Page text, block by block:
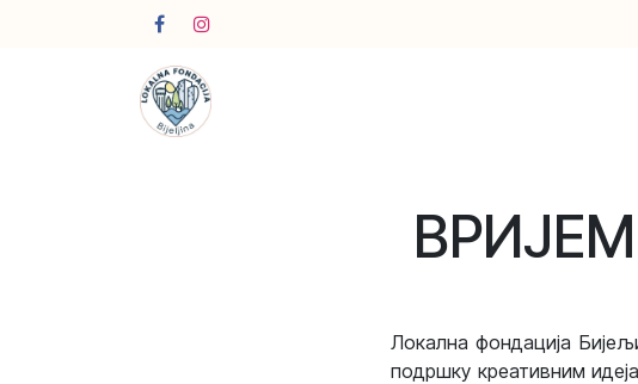
Локална фондација
подршку креативним